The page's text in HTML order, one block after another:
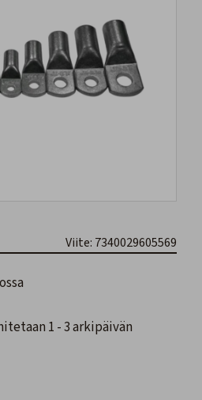
Viite: 7340029605569
1 - 3 arkipäivän